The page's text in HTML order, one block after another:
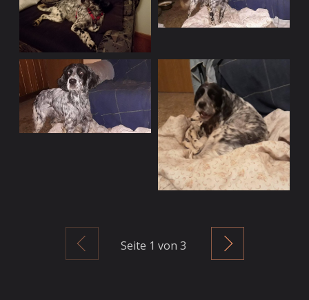
Zurück
Seite 1 von 3